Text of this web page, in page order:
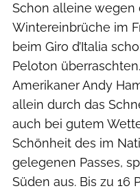
Schon alleine
Wintereinbrüche im
beim Giro d’Italia
Peloton
Amerikaner Andy
allein durch das
auch bei gutem
Schönheit des im
gelegenen Passes,
Süden aus. Bis zu 16